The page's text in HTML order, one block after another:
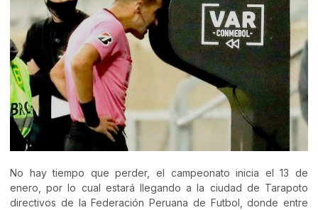
No hay tiempo que perder, el campeonato inicia el 13 de
enero, por lo cual estará llegando a la ciudad de Tarapoto
directivos de la Federación Peruana de Futbol, donde entre